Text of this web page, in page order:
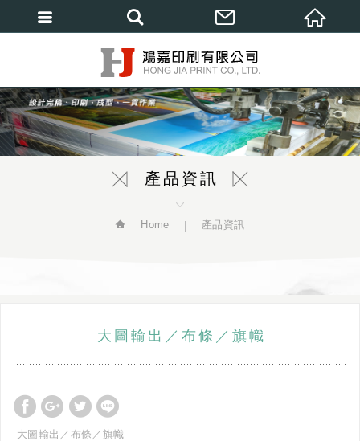
產品資訊
Home 產品資訊
大圖輸出／布條／旗幟
大圖輸出／布條／旗幟
繁體中文